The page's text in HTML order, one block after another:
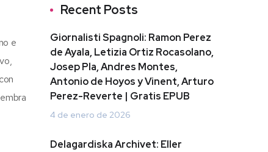
e
Recent Posts
Giornalisti Spagnoli: Ramon Perez
de Ayala, Letizia Ortiz Rocasolano,
Josep Pla, Andres Montes,
Antonio de Hoyos y Vinent, Arturo
Perez-Reverte | Gratis EPUB
4 de enero de 2026
Delagardiska Archivet: Eller